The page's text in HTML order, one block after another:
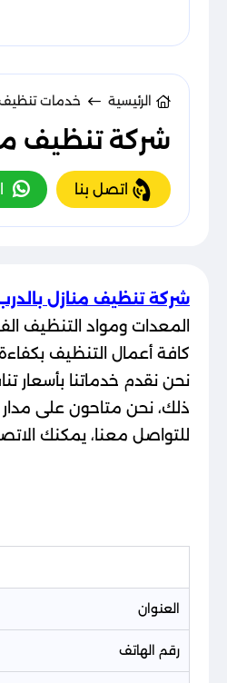
الرئيسية خدمات
شركة تنظيف
اتصل بنا
شركة تنظيف منازل
المعدات ومواد التنظيف
كافة أعمال التنظيف
نحن نقدم خدماتنا بأسعار
ذلك، نحن متاحون على
للتواصل معنا، يمكنك
العنوان
رقم الهاتف